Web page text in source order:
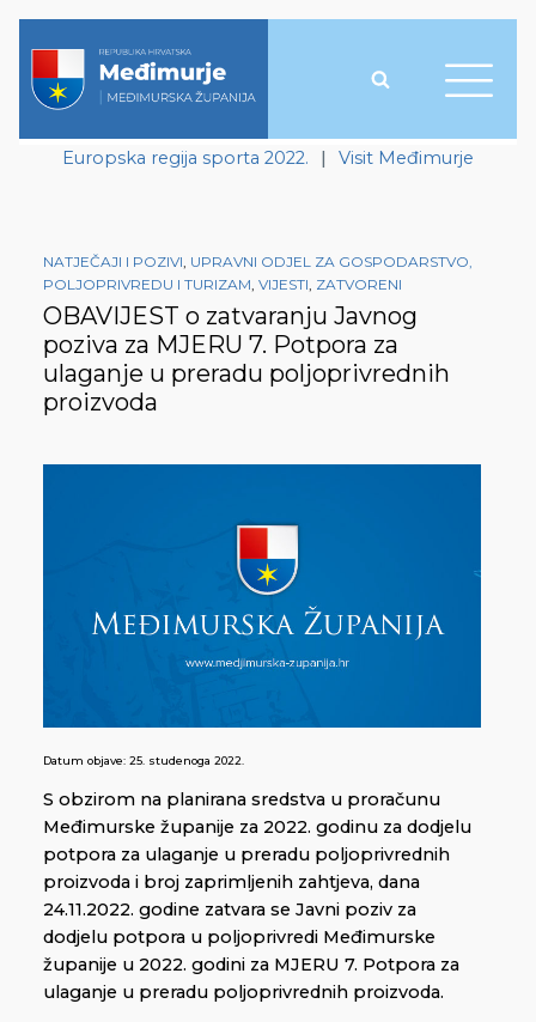
Europska regija sporta 2022. | Visit Međimurje
NATJEČAJI I POZIVI, UPRAVNI ODJEL ZA GOSPODARSTVO,
POLJOPRIVREDU I TURIZAM, VIJESTI, ZATVORENI
OBAVIJEST o zatvaranju Javnog
poziva za MJERU 7. Potpora za
ulaganje u preradu poljoprivrednih
proizvoda
Datum objave: 25. studenoga 2022.
S obzirom na planirana sredstva u proračunu
Međimurske županije za 2022. godinu za dodjelu
potpora za ulaganje u preradu poljoprivrednih
proizvoda i broj zaprimljenih zahtjeva, dana
24.11.2022. godine zatvara se Javni poziv za
dodjelu potpora u poljoprivredi Međimurske
županije u 2022. godini za MJERU 7. Potpora za
ulaganje u preradu poljoprivrednih proizvoda.